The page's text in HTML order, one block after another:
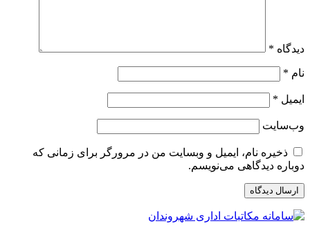
دیدگاه *
نام *
ایمیل *
وب‌سایت
ذخیره نام، ایمیل و وبسایت من در مرورگر برای زمانی که
دوباره دیدگاهی می‌نویسم.